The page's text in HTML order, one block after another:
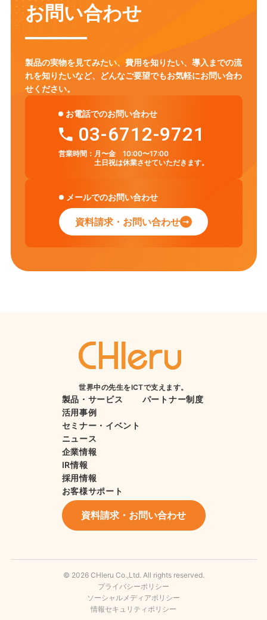
お問い合わせ
製品の実物を見てみたい、費用を知りたい、導入までの流
れを知りたいなど、
どんなご要望でもお気軽にお問い合わ
せください。
お電話でのお問い合わせ
03-6712-9721
営業時間： 月〜金 10:00〜17:00
土日祝は休業させていただきます。
メールでのお問い合わせ
資料請求・お問い合わせ
世界中の先生をICTで支えます。
製品・サービス
活用事例
セミナー・イベント
ニュース
企業情報
IR情報
採用情報
お客様サポート
パートナー制度
資料請求・お問い合わせ
© 2026 CHIeru Co.,Ltd. All rights reserved.
プライバシーポリシー
ソーシャルメディアポリシー
情報セキュリティポリシー